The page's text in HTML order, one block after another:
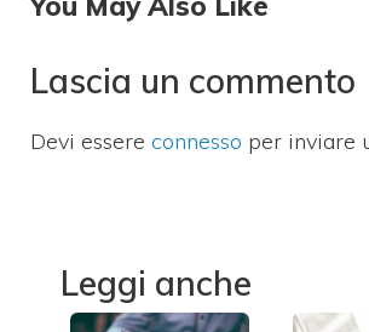
Lascia un commento
Devi essere connesso per inviare
Leggi anche